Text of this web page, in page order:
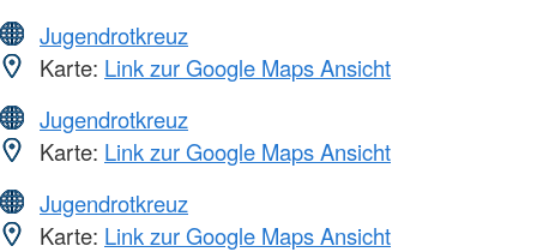
Jugendrotkreuz
Karte: Link zur Google Maps Ansicht
Jugendrotkreuz
Karte: Link zur Google Maps Ansicht
Jugendrotkreuz
Karte: Link zur Google Maps Ansicht